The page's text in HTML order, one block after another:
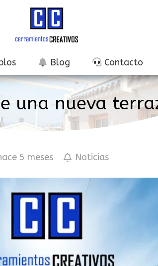
Blog Contacto
una nueva
5 meses Noticias